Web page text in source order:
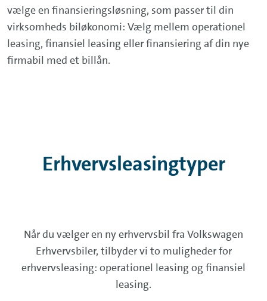
vælge en finansieringsløsning, som passer til din
virksomheds biløkonomi: Vælg mellem operationel
leasing, finansiel leasing eller ​​finansiering af din nye
firmabil med et billån.
Erhvervsleasingtyper
Når du vælger en ny erhvervsbil fra Volkswagen
Erhvervsbiler, tilbyder vi to muligheder for
erhvervsleasing: operationel leasing og finansiel
leasing.